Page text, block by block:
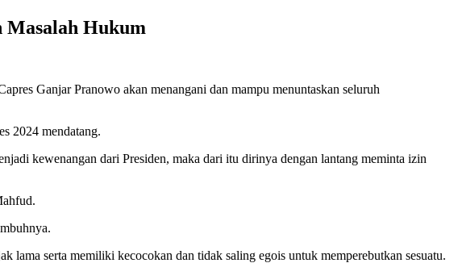
Masalah Hukum
Ganjar Pranowo akan menangani dan mampu menuntaskan seluruh
2024 mendatang.
kewenangan dari Presiden, maka dari itu dirinya dengan lantang meminta izin
lama serta memiliki kecocokan dan tidak saling egois untuk memperebutkan sesuatu.